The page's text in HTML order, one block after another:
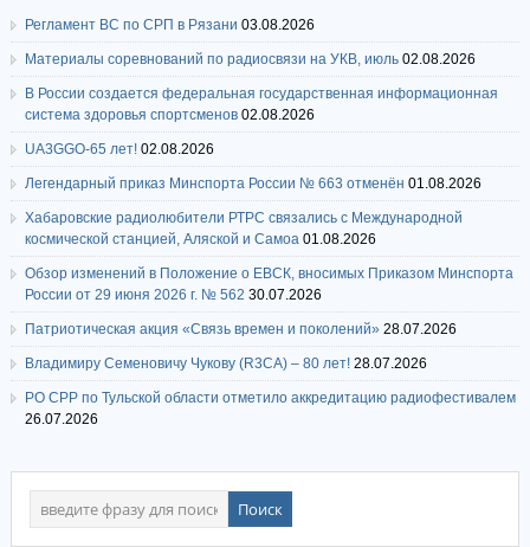
Регламент ВС по СРП в Рязани 03.08.2026
Материалы соревнований по радиосвязи на УКВ, июль 02.08.2026
В России создается федеральная государственная информационная
система здоровья спортсменов 02.08.2026
UA3GGO-65 лет! 02.08.2026
Легендарный приказ Минспорта России № 663 отменён 01.08.2026
Хабаровские радиолюбители РТРС связались с Международной
космической станцией, Аляской и Самоа 01.08.2026
Обзор изменений в Положение о ЕВСК, вносимых Приказом Минспорта
России от 29 июня 2026 г. № 562 30.07.2026
Патриотическая акция «Связь времен и поколений» 28.07.2026
Владимиру Семеновичу Чукову (R3CA) – 80 лет! 28.07.2026
РО СРР по Тульской области отметило аккредитацию радиофестивалем
26.07.2026